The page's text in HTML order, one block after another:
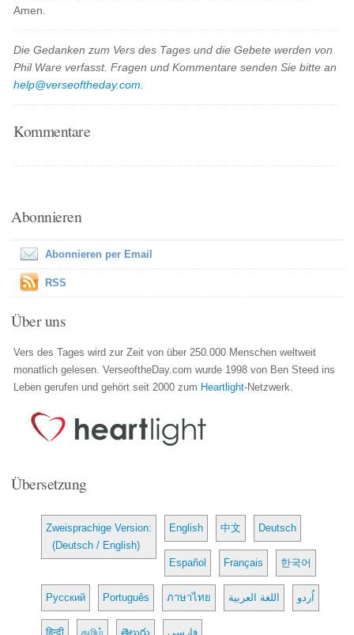
Amen.
Die Gedanken zum Vers des Tages und die Gebete werden von
Phil Ware verfasst. Fragen und Kommentare senden Sie bitte an
help@verseoftheday.com
Kommentare
Abonnieren
Abonnieren per Email
RSS
Über uns
Vers des Tages wird zur Zeit von über 250.000 Menschen weltweit
monatlich gelesen. VerseoftheDay.com wurde 1998 von Ben Steed ins
Leben gerufen und gehört seit 2000 zum Heartlight-Netzwerk.
Übersetzung
Zweisprachige Version:
(Deutsch / English)
English 中文 Deutsch
Español Français 한국어
Русский Português ภาษาไทย اللغة العربية اُردو
हिन्दी தமிழ் తెలుగు فارسی